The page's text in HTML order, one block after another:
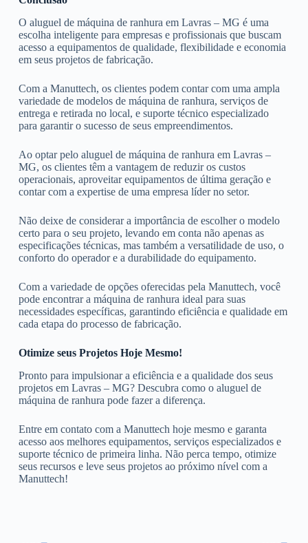
O aluguel de máquina de ranhura em Lavras – MG é uma
escolha inteligente para empresas e profissionais que buscam
acesso a equipamentos de qualidade, flexibilidade e economia
em seus projetos de fabricação.
Com a Manuttech, os clientes podem contar com uma ampla
variedade de modelos de máquina de ranhura, serviços de
entrega e retirada no local, e suporte técnico especializado
para garantir o sucesso de seus empreendimentos.
Ao optar pelo aluguel de máquina de ranhura em Lavras –
MG, os clientes têm a vantagem de reduzir os custos
operacionais, aproveitar equipamentos de última geração e
contar com a expertise de uma empresa líder no setor.
Não deixe de considerar a importância de escolher o modelo
certo para o seu projeto, levando em conta não apenas as
especificações técnicas, mas também a versatilidade de uso, o
conforto do operador e a durabilidade do equipamento.
Com a variedade de opções oferecidas pela Manuttech, você
pode encontrar a máquina de ranhura ideal para suas
necessidades específicas, garantindo eficiência e qualidade em
cada etapa do processo de fabricação.
Otimize seus Projetos Hoje Mesmo!
Pronto para impulsionar a eficiência e a qualidade dos seus
projetos em Lavras – MG? Descubra como o aluguel de
máquina de ranhura pode fazer a diferença.
Entre em contato com a Manuttech hoje mesmo e garanta
acesso aos melhores equipamentos, serviços especializados e
suporte técnico de primeira linha. Não perca tempo, otimize
seus recursos e leve seus projetos ao próximo nível com a
Manuttech!